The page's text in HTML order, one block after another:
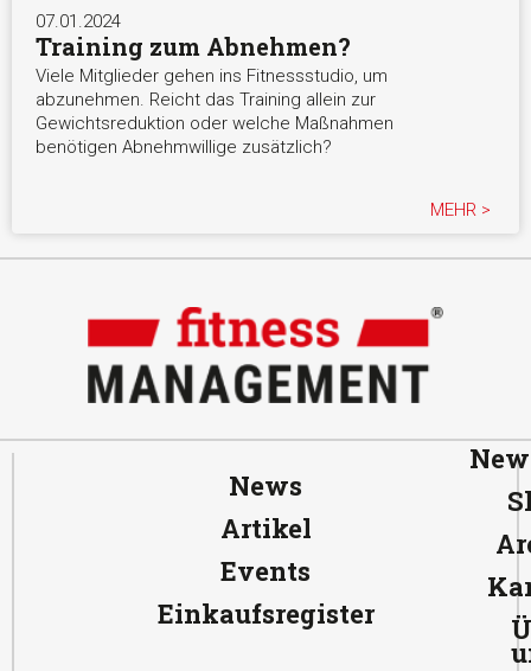
07.01.2024
Training zum Abnehmen?
Viele Mitglieder gehen ins Fitnessstudio, um
abzunehmen. Reicht das Training allein zur
Gewichtsreduktion oder welche Maßnahmen
benötigen Abnehmwillige zusätzlich?
MEHR >
News
Artikel
Events
Einkaufsregister